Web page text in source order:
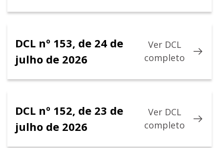
DCL nº 153, de 24 de
julho de 2026
Ver DCL
completo
DCL nº 152, de 23 de
julho de 2026
Ver DCL
completo